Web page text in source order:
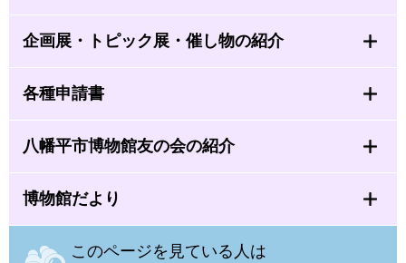
企画展・トピック展・催し物の紹介
各種申請書
八幡平市博物館友の会の紹介
博物館だより
このページを見ている人は